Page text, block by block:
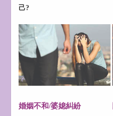
己?
婚姻不和/婆媳糾紛